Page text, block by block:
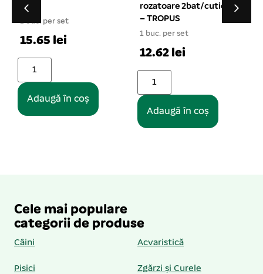
rozatoare 2bat/cutie
– TROPUS
1 buc. per set
Adaugă în coș
Porcusor cu vitamine
1000 gr – PREMIUM
1 buc. per set
13.69 lei
Adaugă în coș
Cele mai populare
categorii de produse
Câini Acvaristică
Pisici Zgărzi și Curele